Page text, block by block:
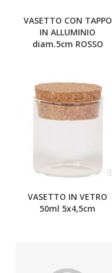
VASETTO CON TAPPO
IN ALLUMINIO
diam.5cm ROSSO
VASETTO IN VETRO
50ml 5x4,5cm